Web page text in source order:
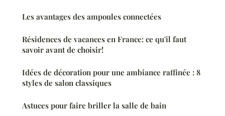
Les avantages des ampoules connectées
Résidences de vacances en France: ce qu'il faut
savoir avant de choisir!
Idées de décoration pour une ambiance raffinée : 8
styles de salon classiques
Astuces pour faire briller la salle de bain